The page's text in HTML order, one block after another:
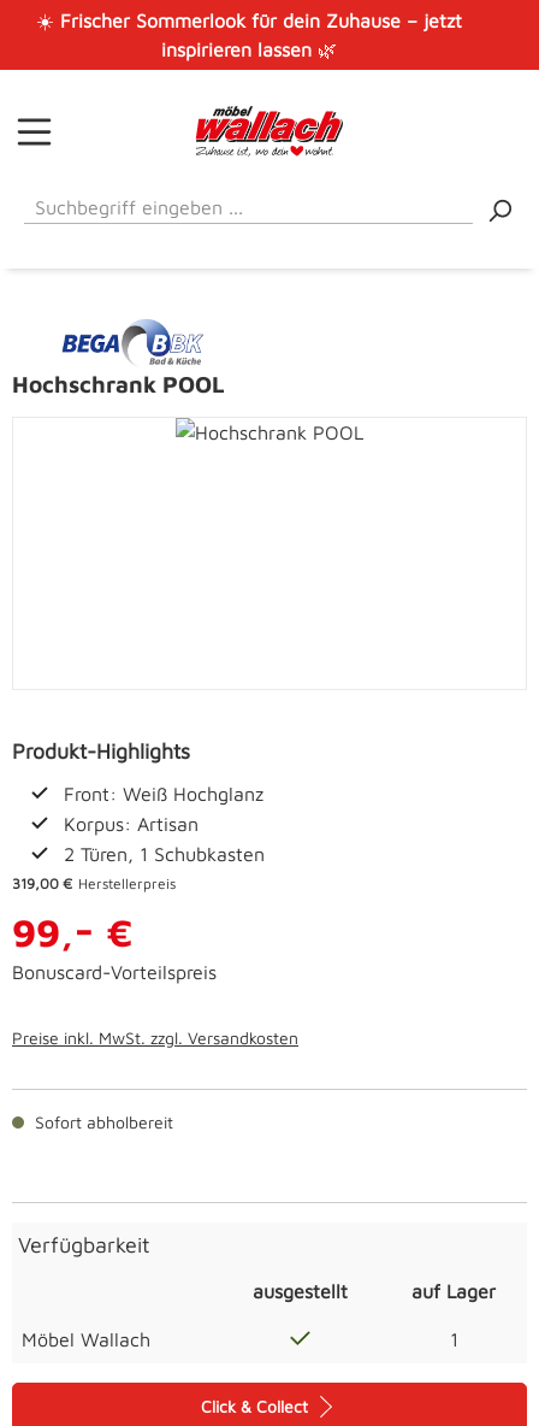
Zum Hauptinhalt springen
☀️ Frischer Sommerlook für dein Zuhause – jetzt
inspirieren lassen🌿
Bildergalerie überspringen
Hochschrank POOL
Produkt-Highlights
Front: Weiß Hochglanz
Korpus: Artisan
2 Türen, 1 Schubkasten
319,00 € Herstellerpreis
99,- €
Bonuscard-Vorteilspreis
Preise inkl. MwSt. zzgl. Versandkosten
Sofort abholbereit
Verfügbarkeit
ausgestellt auf Lager
Möbel Wallach 1
Click & Collect